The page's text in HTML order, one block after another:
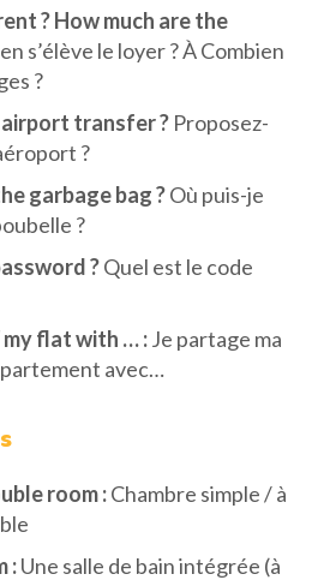
?How much are the
s’élève le loyer ? À Combien
?
transfer ? Proposez-
?
garbage bag ?Où puis-je
?
?Quel est le code
my flat with … :Je partage ma
avec…
room :Chambre simple / à
:Une salle de bain intégrée (à